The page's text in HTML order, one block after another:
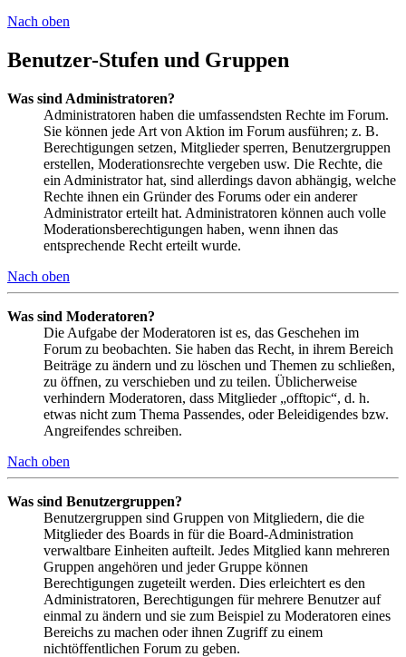
Nach oben
Benutzer-Stufen und Gruppen
Was sind Administratoren?
Administratoren haben die umfassendsten Rechte im Forum.
Sie können jede Art von Aktion im Forum ausführen; z. B.
Berechtigungen setzen, Mitglieder sperren, Benutzergruppen
erstellen, Moderationsrechte vergeben usw. Die Rechte, die
ein Administrator hat, sind allerdings davon abhängig, welche
Rechte ihnen ein Gründer des Forums oder ein anderer
Administrator erteilt hat. Administratoren können auch volle
Moderationsberechtigungen haben, wenn ihnen das
entsprechende Recht erteilt wurde.
Nach oben
Was sind Moderatoren?
Die Aufgabe der Moderatoren ist es, das Geschehen im
Forum zu beobachten. Sie haben das Recht, in ihrem Bereich
Beiträge zu ändern und zu löschen und Themen zu schließen,
zu öffnen, zu verschieben und zu teilen. Üblicherweise
verhindern Moderatoren, dass Mitglieder „offtopic“, d. h.
etwas nicht zum Thema Passendes, oder Beleidigendes bzw.
Angreifendes schreiben.
Nach oben
Was sind Benutzergruppen?
Benutzergruppen sind Gruppen von Mitgliedern, die die
Mitglieder des Boards in für die Board-Administration
verwaltbare Einheiten aufteilt. Jedes Mitglied kann mehreren
Gruppen angehören und jeder Gruppe können
Berechtigungen zugeteilt werden. Dies erleichtert es den
Administratoren, Berechtigungen für mehrere Benutzer auf
einmal zu ändern und sie zum Beispiel zu Moderatoren eines
Bereichs zu machen oder ihnen Zugriff zu einem
nichtöffentlichen Forum zu geben.